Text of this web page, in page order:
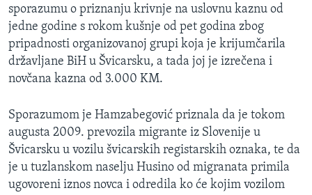
sporazumu o priznanju krivnje na uslovnu kaznu od
jedne godine s rokom kušnje od pet godina zbog
pripadnosti organizovanoj grupi koja je krijumčarila
državljane BiH u Švicarsku, a tada joj je izrečena i
novčana kazna od 3.000 KM.
Sporazumom je Hamzabegović priznala da je tokom
augusta 2009. prevozila migrante iz Slovenije u
Švicarsku u vozilu švicarskih registarskih oznaka, te da
je u tuzlanskom naselju Husino od migranata primila
ugovoreni iznos novca i odredila ko će kojim vozilom